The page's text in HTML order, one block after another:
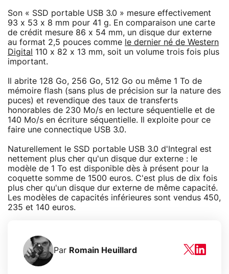
Son « SSD portable USB 3.0 » mesure effectivement
93 x 53 x 8 mm pour 41 g. En comparaison une carte
de crédit mesure 86 x 54 mm, un disque dur externe
au format 2,5 pouces comme le dernier né de Western
Digital
110 x 82 x 13 mm, soit un volume trois fois plus
important.
Il abrite 128 Go, 256 Go, 512 Go ou même 1 To de
mémoire flash (sans plus de précision sur la nature des
puces) et revendique des taux de transferts
honorables de 230 Mo/s en lecture séquentielle et de
140 Mo/s en écriture séquentielle. Il exploite pour ce
faire une connectique USB 3.0.
Naturellement le SSD portable USB 3.0 d'Integral est
nettement plus cher qu'un disque dur externe : le
modèle de 1 To est disponible dès à présent pour la
coquette somme de 1500 euros. C'est plus de dix fois
plus cher qu'un disque dur externe de même capacité.
Les modèles de capacités inférieures sont vendus 450,
235 et 140 euros.
Par Romain Heuillard